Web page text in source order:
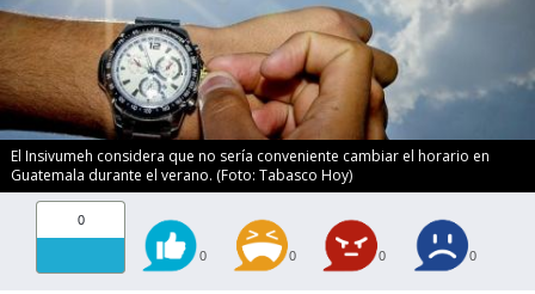
El Insivumeh considera que no sería conveniente cambiar el horario en
Guatemala durante el verano. (Foto: Tabasco Hoy)
0
0 0 0 0